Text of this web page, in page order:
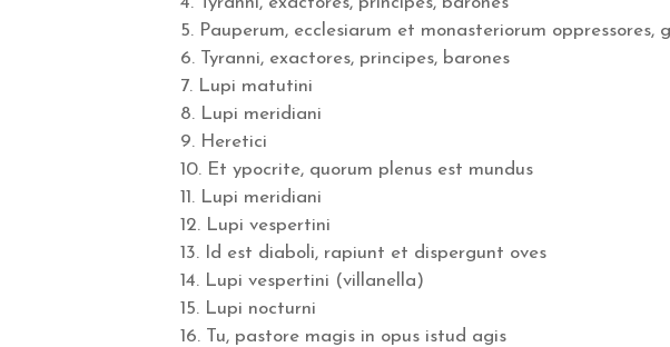
5. Pauperum, ecclesiarum et monasteriorum oppressores,
6. Tyranni, exactores, principes, barones
7. Lupi matutini
8. Lupi meridiani
9. Heretici
10. Et ypocrite, quorum plenus est mundus
11. Lupi meridiani
12. Lupi vespertini
13. Id est diaboli, rapiunt et dispergunt oves
14. Lupi vespertini (villanella)
15. Lupi nocturni
16. Tu, pastore magis in opus istud agis